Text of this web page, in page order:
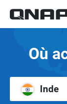
Où
Inde